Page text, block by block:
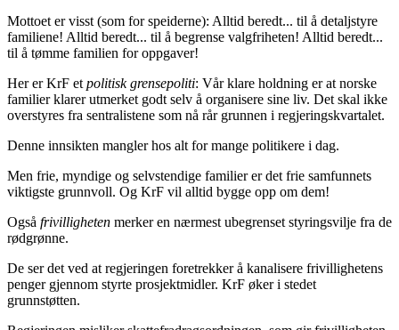
Mottoet er visst (som for speiderne): Alltid beredt... til å detaljstyre
familiene! Alltid beredt... til å begrense valgfriheten! Alltid beredt...
til å tømme familien for oppgaver!
Her er KrF et politisk grensepoliti: Vår klare holdning er at norske
familier klarer utmerket godt selv å organisere sine liv. Det skal ikke
overstyres fra sentralistene som nå rår grunnen i regjeringskvartalet.
Denne innsikten mangler hos alt for mange politikere i dag.
Men frie, myndige og selvstendige familier er det frie samfunnets
viktigste grunnvoll. Og KrF vil alltid bygge opp om dem!
Også frivilligheten merker en nærmest ubegrenset styringsvilje fra de
rødgrønne.
De ser det ved at regjeringen foretrekker å kanalisere frivillighetens
penger gjennom styrte prosjektmidler. KrF øker i stedet
grunnstøtten.